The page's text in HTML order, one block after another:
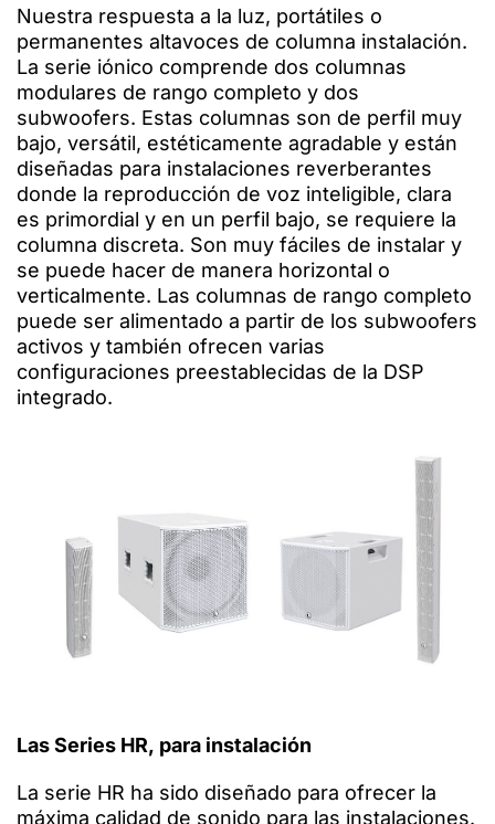
Nuestra respuesta a la luz, portátiles o
permanentes altavoces de columna instalación.
La serie iónico comprende dos columnas
modulares de rango completo y dos
subwoofers. Estas columnas son de perfil muy
bajo, versátil, estéticamente agradable y están
diseñadas para instalaciones reverberantes
donde la reproducción de voz inteligible, clara
es primordial y en un perfil bajo, se requiere la
columna discreta. Son muy fáciles de instalar y
se puede hacer de manera horizontal o
verticalmente. Las columnas de rango completo
puede ser alimentado a partir de los subwoofers
activos y también ofrecen varias
configuraciones preestablecidas de la DSP
integrado.
Las Series HR, para instalación
La serie HR ha sido diseñado para ofrecer la
máxima calidad de sonido para las instalaciones.